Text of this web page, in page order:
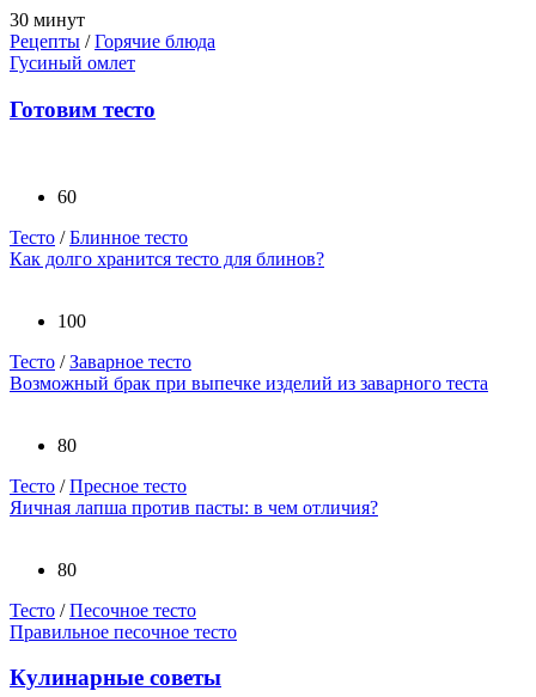
30 минут
Рецепты /Горячие блюда
Гусиный омлет
Готовим тесто
60
Тесто /Блинное тесто
Как долго хранится тесто для блинов?
100
Тесто /Заварное тесто
Возможный брак при выпечке изделий из заварного теста
80
Тесто /Пресное тесто
Яичная лапша против пасты: в чем отличия?
80
Тесто /Песочное тесто
Правильное песочное тесто
Кулинарные советы